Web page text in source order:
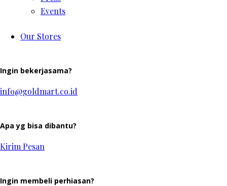
Events
Our Stores
Ingin bekerjasama?
info@goldmart.co.id
Apa yg bisa dibantu?
Kirim Pesan
Ingin membeli perhiasan?